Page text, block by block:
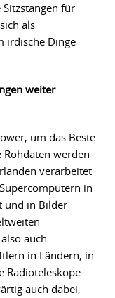
für
als
irdische Dinge
weiter
um das Beste
Rohdaten werden
verarbeitet
in
und in Bilder
auch
in Ländern, in
Radioteleskope
auch dabei,